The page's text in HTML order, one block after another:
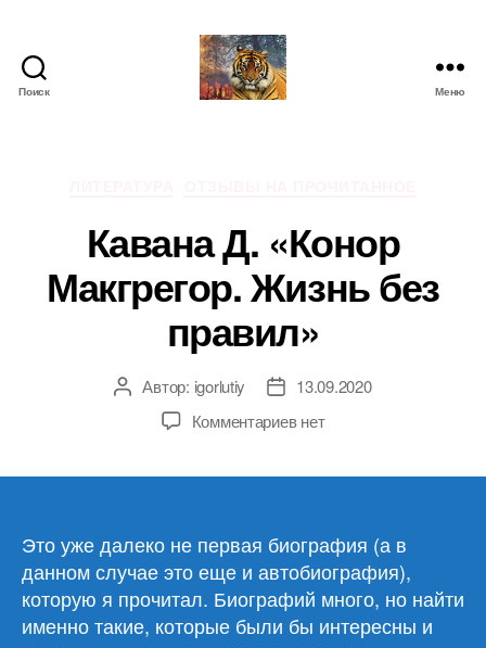
Поиск Меню
Кавана Д. «Конор
Макгрегор. Жизнь без
правил»
Автор
записи
Автор: igorlutiy
Дата13.09.2020
Комментариевк
Макгрегор.
Жизнь
без
правил»
нет
Это уже далеко не первая биография (а в
данном случае это еще и автобиография),
которую я прочитал. Биографий много, но найти
именно такие, которые были бы интересны и